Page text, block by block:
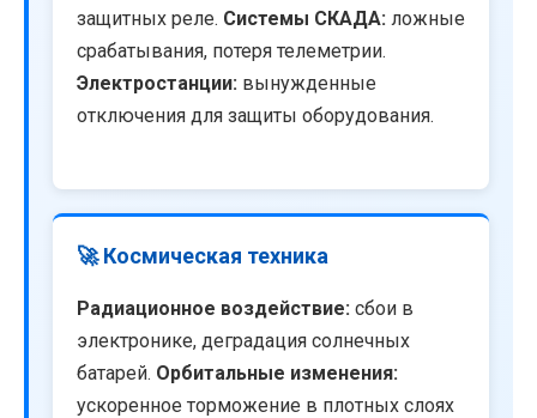
защитных реле. Системы СКАДА: ложные
срабатывания, потеря телеметрии.
Электростанции: вынужденные
отключения для защиты оборудования.
🚀 Космическая техника
Радиационное воздействие: сбои в
электронике, деградация солнечных
батарей. Орбитальные изменения:
ускоренное торможение в плотных слоях